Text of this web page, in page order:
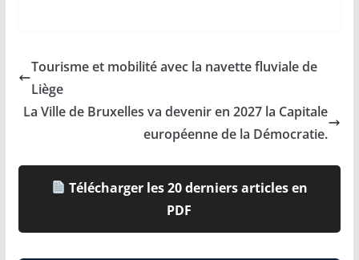
Tourisme et mobilité avec la navette fluviale de
Liège
La Ville de Bruxelles va devenir en 2027 la Capitale
européenne de la Démocratie.
Télécharger les 20 derniers articles en
PDF